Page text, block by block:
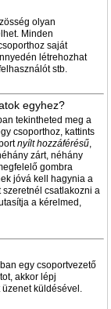
olyan
Minden
saját
létrehozhat
stb.
egyhez?
tekintheted meg a
csoporthoz, kattints
nyílt hozzáférésű,
zárt, néhány
gombra
jóvá kell hagynia a
csatlakozni a
a kérelmed,
egy csoportvezető
akkor lépj
küldésével.